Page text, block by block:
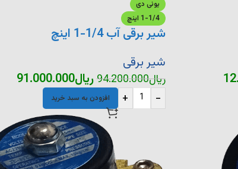
یونی دی
1-1/4 اینچ
شیر برقی آب 1/4-1 اینچ
شیر برقی
ریال94.200.000ریال91.000.000
-
+ افزودن به سبد خرید